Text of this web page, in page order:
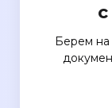
Берем на